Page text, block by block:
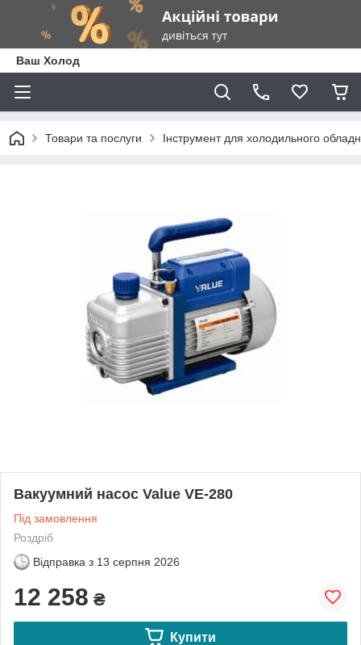
Ваш Холод
Товари та послуги Інструмент для холодильного
Вакуумний насос Value VE-280
Під замовлення
Роздріб
Відправка з 13 серпня 2026
12 258 ₴
Купити